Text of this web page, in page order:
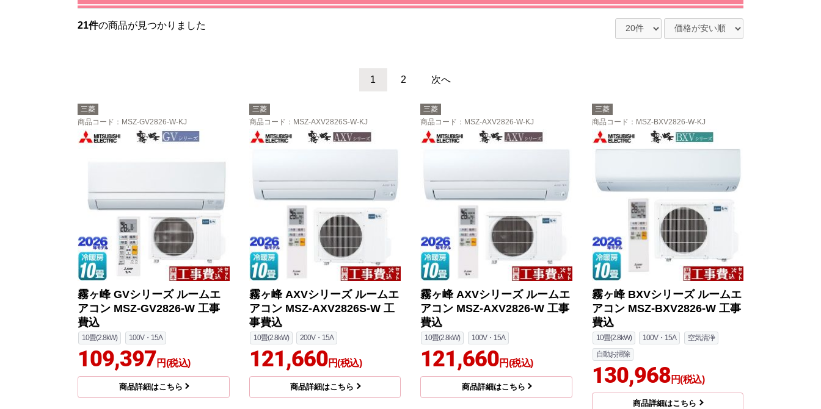
21件の商品が見つかりました
1 2 次へ
三菱
商品コード ：MSZ-GV2826-W-KJ
霧ヶ峰 GVシリーズ ルームエ
アコン MSZ-GV2826-W 工事
費込
10畳(2.8kW) 100V・15A
109,397円(税込)
商品詳細はこちら
三菱
商品コード ：MSZ-AXV2826S-W-KJ
霧ヶ峰 AXVシリーズ ルームエ
アコン MSZ-AXV2826S-W 工
事費込
10畳(2.8kW) 200V・15A
121,660円(税込)
商品詳細はこちら
三菱
商品コード ：MSZ-AXV2826-W-KJ
霧ヶ峰 AXVシリーズ ルームエ
アコン MSZ-AXV2826-W 工事
費込
10畳(2.8kW) 100V・15A
121,660円(税込)
商品詳細はこちら
三菱
商品コード ：MSZ-BXV2826-W-KJ
霧ヶ峰 BXVシリーズ ルームエ
アコン MSZ-BXV2826-W 工事
費込
10畳(2.8kW) 100V・15A
空気清浄
自動お掃除
130,968円(税込)
商品詳細はこちら